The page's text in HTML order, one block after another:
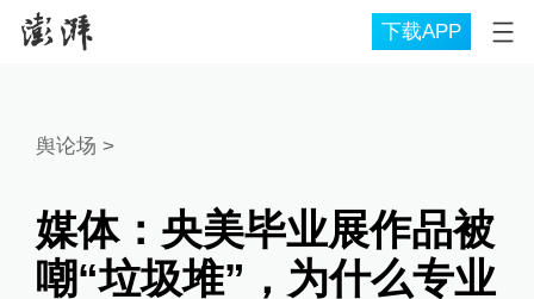
下载APP
舆论场 >
媒体：央美毕业展作品被
嘲“垃圾堆”，为什么专业